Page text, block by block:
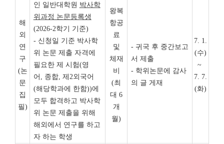
해
외
연
구
(논
문
집
필)
인 일반대학원 박사학
위과정 논문등록생
(2026-2학기 기준)
- 신청일 기준 박사학
위 논문 제출 자격에
필요한 제 시험(영
어, 종합, 제2외국어
(해당학과에 한함))에
모두 합격하고 박사학
위 논문 제출을 위해
해외에서 연구를 하고
자 하는 학생
왕복
항공
료
및
체재
비
(최
대 6
개
월)
- 귀국 후 중간보고
서 제출
- 학위논문에 감사
의 글 게재
7. 1.
(수)
~
7. 7.
(화)